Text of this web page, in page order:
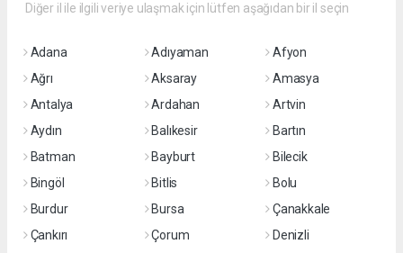
Diğer il ile ilgili veriye ulaşmak için lütfen aşağıdan bir il seçin
Adana Adıyaman
Afyon
Ağrı
Aksaray
Amasya
Antalya
Ardahan
Artvin
Aydın
Balıkesir
Bartın
Batman
Bayburt
Bilecik
Bingöl
Bitlis
Bolu
Burdur
Bursa
Çanakkale
Çankırı
Çorum
Denizli